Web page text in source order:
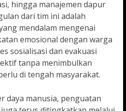
hingga manajemen dapur
dari tim ini adalah
mendalam mengenai
emosional dengan warga
sosialisasi dan evakuasi
tanpa menimbulkan
di tengah masyarakat.
daya manusia, penguatan